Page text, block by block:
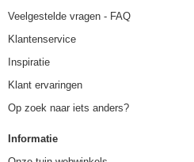
Veelgestelde vragen - FAQ
Klantenservice
Inspiratie
Klant ervaringen
Op zoek naar iets anders?
Informatie